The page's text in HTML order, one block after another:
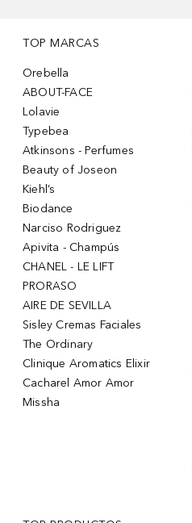
TOP MARCAS
Orebella
ABOUT-FACE
Lolavie
Typebea
Atkinsons - Perfumes
Beauty of Joseon
Kiehl’s
Biodance
Narciso Rodriguez
Apivita - Champús
CHANEL - LE LIFT
PRORASO
AIRE DE SEVILLA
Sisley Cremas Faciales
The Ordinary
Clinique Aromatics Elixir
Cacharel Amor Amor
Missha